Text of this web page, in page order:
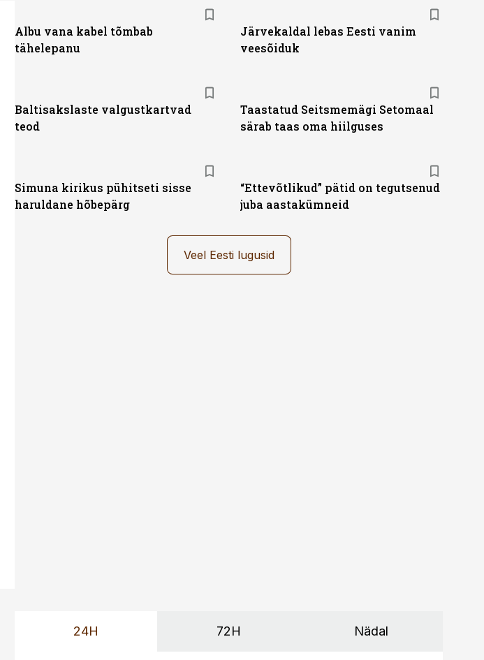
Albu vana kabel tõmbab
tähelepanu
Järvekaldal lebas Eesti vanim
veesõiduk
Baltisakslaste valgustkartvad
teod
Taastatud Seitsmemägi Setomaal
särab taas oma hiilguses
Simuna kirikus pühitseti sisse
haruldane hõbepärg
“Ettevõtlikud” pätid on tegutsenud
juba aastakümneid
Veel Eesti lugusid
24H 72H Nädal